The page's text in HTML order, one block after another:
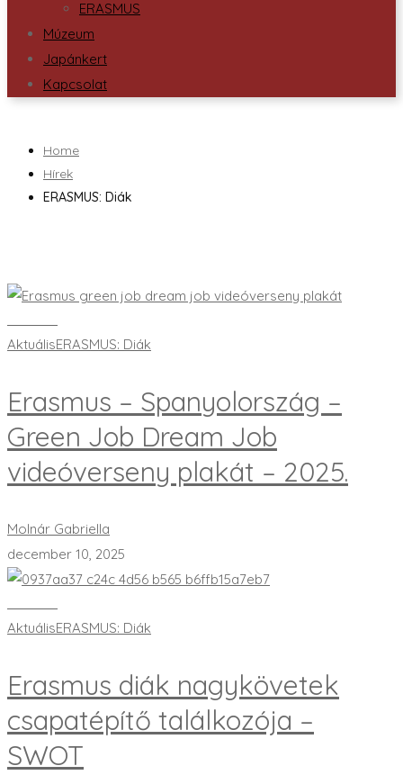
ERASMUS
Múzeum
Japánkert
Kapcsolat
Home
Hírek
ERASMUS: Diák
AktuálisERASMUS: Diák
Erasmus – Spanyolország –
Green Job Dream Job
videóverseny plakát – 2025.
Molnár Gabriella
december 10, 2025
AktuálisERASMUS: Diák
Erasmus diák nagykövetek
csapatépítő találkozója –
SWOT